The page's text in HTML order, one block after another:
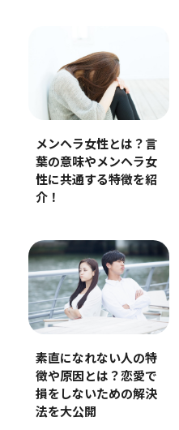
メンヘラ女性とは？言
葉の意味やメンヘラ女
性に共通する特徴を紹
介！
素直になれない人の特
徴や原因とは？恋愛で
損をしないための解決
法を大公開